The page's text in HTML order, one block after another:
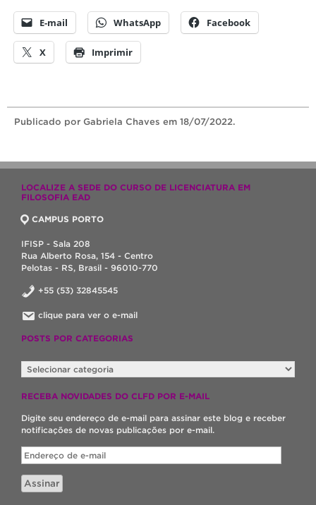
E-mail WhatsApp Facebook
X Imprimir
Publicado por Gabriela Chaves em 18/07/2022.
LOCALIZE A SEDE DO CURSO DE LICENCIATURA EM
FILOSOFIA EAD
CAMPUS PORTO
IFISP - Sala 208
Rua Alberto Rosa, 154 - Centro
Pelotas - RS, Brasil - 96010-770
+55 (53) 32845545
clique para ver o e-mail
POSTS POR CATEGORIAS
POR
CATEGORIAS
RECEBA NOVIDADES DO CLFD POR E-MAIL
Digite seu endereço de e-mail para assinar este blog e receber
notificações de novas publicações por e-mail.
Endereço
de
e-
mail
Assinar